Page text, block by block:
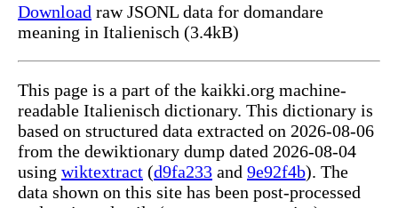
Download raw JSONL data for domandare
meaning in Italienisch (3.4kB)
This page is a part of the kaikki.org machine-
readable Italienisch dictionary. This dictionary is
based on structured data extracted on 2026-08-06
from the dewiktionary dump dated 2026-08-04
using wiktextract (d9fa233 and 9e92f4b). The
data shown on this site has been post-processed